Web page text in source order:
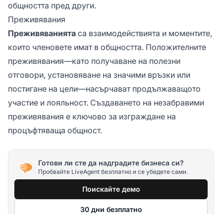
общността пред други.
Преживявания
Преживяванията са взаимодействията и моментите,
които членовете имат в общността. Положителните
преживявания—като получаване на полезни
отговори, установяване на значими връзки или
постигане на цели—насърчават продължаващото
участие и лояльност. Създаването на незабравими
преживявания е ключово за изграждане на
процъфтяваща общност.
Готови ли сте да надградите бизнеса си?
Пробвайте LiveAgent безплатно и се убедете сами.
Поискайте демо
30 дни безплатно